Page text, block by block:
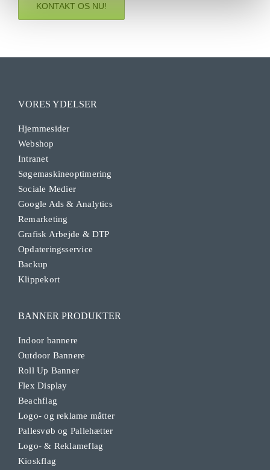
KONTAKT OS NU!
VORES YDELSER
Hjemmesider
Webshop
Intranet
Søgemaskineoptimering
Sociale Medier
Google Ads & Analytics
Remarketing
Grafisk Arbejde & DTP
Opdateringsservice
Backup
Klippekort
BANNER PRODUKTER
Indoor bannere
Outdoor Bannere
Roll Up Banner
Flex Display
Beachflag
Logo- og reklame måtter
Pallesvøb og Pallehætter
Logo- & Reklameflag
Kioskflag